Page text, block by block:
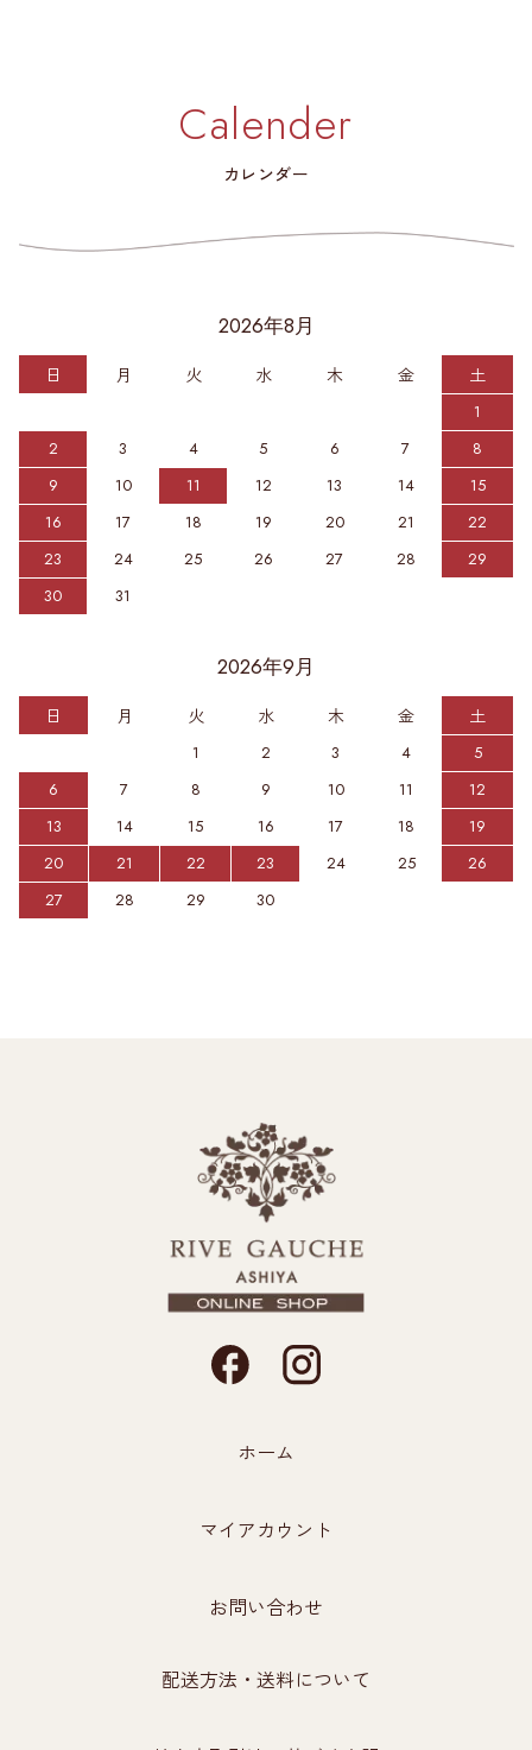
Calender
カレンダー
2026年8月
日 月 火 水 木 金 土
1
2
3 4 5 6 7
8
9
10 11 12 13 14
15
16
17 18 19 20 21
22
23
24 25 26 27 28
29
30
31
2026年9月
日 月 火 水 木 金 土
1 2 3 4
5
6
7 8 9 10 11
12
13
14 15 16 17 18
19
20
21 22 23 24 25
26
27
28 29 30
ホーム
マイアカウント
お問い合わせ
配送方法・送料について